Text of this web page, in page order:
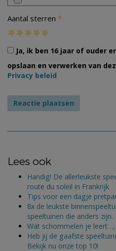
Aantal sterren *
Ja, ik ben 16 jaar of ouder
opslaan en verwerken van
Privacy beleid
Lees ook
Handig! De allerleukste
route du soleil in Frankrijk
Tips voor een dagje
8x de leukste
speeltuinen die anders zijn.
Wat schommelen je
Heb jij de gaafste
Bekijk nu onze top 10!